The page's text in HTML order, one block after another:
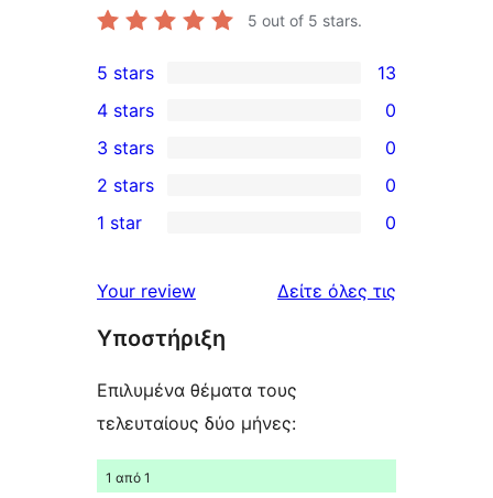
5 out of 5 stars.
13
5-
star
reviews
5 stars 13
4-
star
reviews
4 stars 0
0
3-
star
3 stars 0
2-
reviews
2 stars 0
star
reviews
1 star 0
Your review Δείτε όλες τις
Υποστήριξη
Επιλυμένα θέματα τους
τελευταίους δύο μήνες:
1 από 1